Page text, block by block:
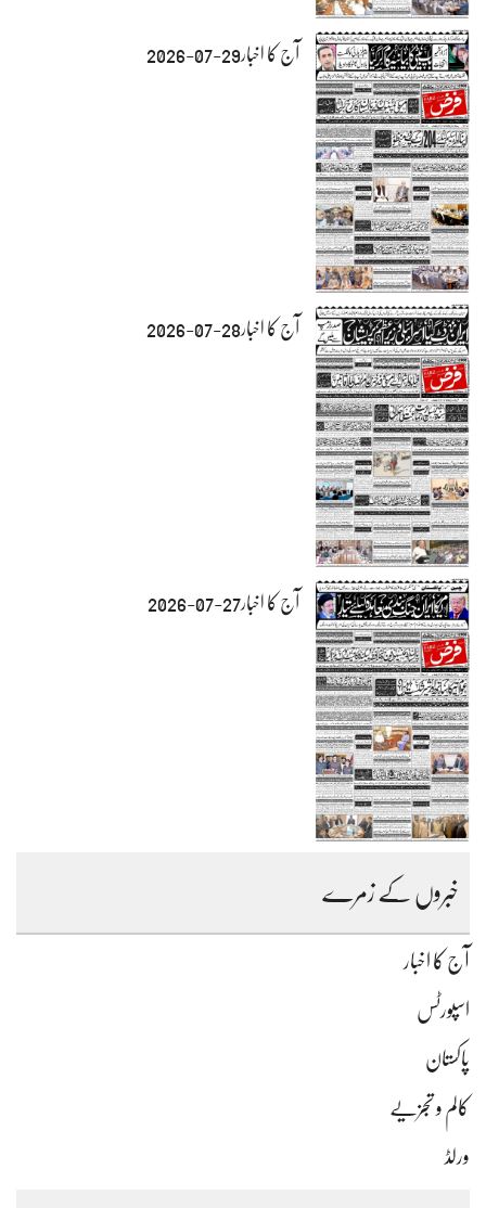
آج کا اخبار29-07-2026
آج کا اخبار28-07-2026
آج کا اخبار27-07-2026
خبروں کے زمرے
آج کا اخبار
اسپورٹس
پاکستان
کالم و تجزیے
ورلڈ